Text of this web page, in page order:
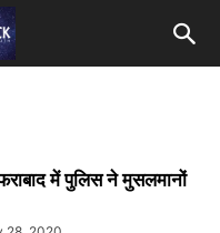
में पुलिस ने मुसलमानों